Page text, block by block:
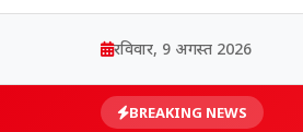
रविवार, 9 अगस्त 2026
BREAKING NEWS